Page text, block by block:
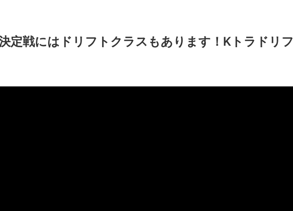
定戦にはドリフトクラスもあります！Kトラドリフ